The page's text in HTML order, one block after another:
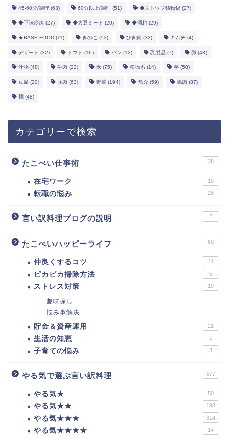
45-60分/調理 (63) 60分以上/調理 (51) ◆ストウブ鋳物鍋 (27)
◆下味冷凍 (27) ◆大豆ミート (20) ◆酒粕 (29)
★BASE FOOD (11) きのこ (53) ひき肉 (32) キムチ (4)
デザート (32) トマト (16) パン (12) 乳製品 (7) 卵 (43)
汁物 (48) 牛肉 (22) 米 (75) 粉物系 (14) 芋 (50)
豆腐 (20) 豚肉 (63) 野菜 (194) 魚介 (59) 鶏肉 (87)
麺 (48)
カテゴリーで検索
たこべい仕事術 38
在宅ワーク 10
転職の悩み 28
言い訳料理ブログの説明 2
たこべいハッピーライフ 60
仲良くするコツ 11
ピカピカ掃除方法 5
ストレス対策 19
趣味探し
悩み事解決
貯金＆資産運用 21
生活の知恵 1
子育ての悩み 3
やる気で選ぶ言い訳料理 577
やる気★ 50
やる気★★ 198
やる気★★★ 314
やる気★★★★ 14